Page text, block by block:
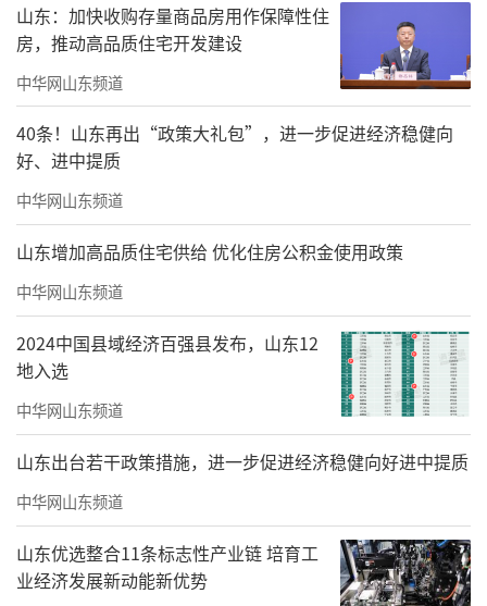
森林开阔，河流蜿蜒老虎、大象、黑熊
在原始生态中悠闲漫步听风声温柔
让爽朗秋日具象化动物主题游乐设备
山东：加快收购存量商品房用作保障性住
房，推动高品质住宅开发建设
中华网山东频道
40条！山东再出“政策大礼包”，进一步促进经济稳健向
好、进中提质
中华网山东频道
山东增加高品质住宅供给 优化住房公积金使用政策
中华网山东频道
2024中国县域经济百强县发布，山东12
地入选
中华网山东频道
山东出台若干政策措施，进一步促进经济稳健向好进中提质
中华网山东频道
山东优选整合11条标志性产业链 培育工
业经济发展新动能新优势